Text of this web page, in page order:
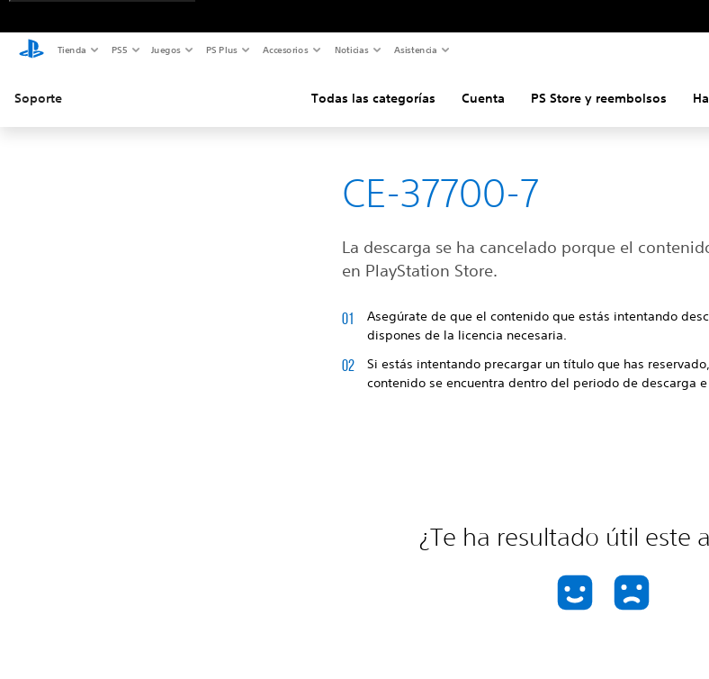
Tienda PS5 Juegos PS Plus Accesorios Noticias Asistencia
Soporte Todas las categorías Cuenta PS Store y reembolsos
CE-37700-7
La descarga se ha cancelado porque el
en PlayStation Store.
Asegúrate de que el contenido que estás intentando
dispones de la licencia necesaria.
Si estás intentando precargar un título que has
contenido se encuentra dentro del periodo de descarga
¿Te ha resultado útil este